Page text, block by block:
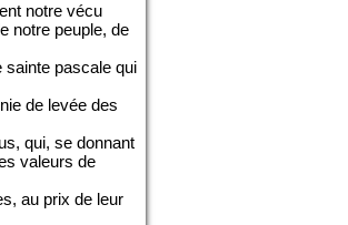
notre vécu
notre peuple, de
sainte pascale qui
de levée des
qui, se donnant
valeurs de
au prix de leur